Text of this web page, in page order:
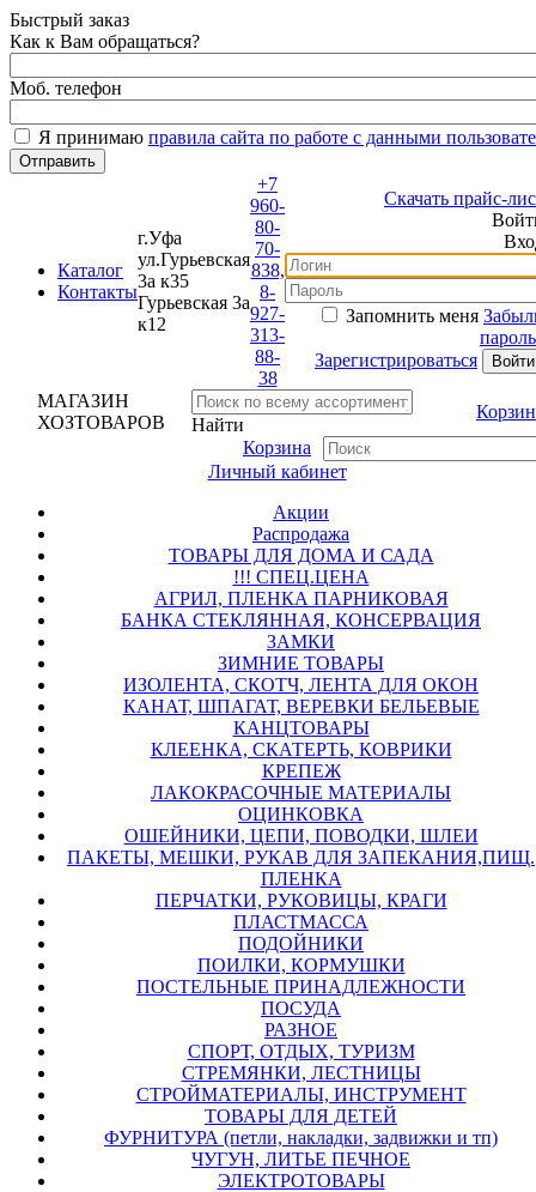
Быстрый заказ
Как к Вам обращаться?
Моб. телефон
Я принимаюправила сайта по работе с данными
Каталог
Контакты
г.Уфа
ул.Гурьевская
3а к35
Гурьевская 3а
к12
+7
960-
80-
70-
838,
8-
927-
313-
88-
38
Скачать прайс-лист
Войти
Вход
Запомнить меня Забыли
пароль?
Зарегистрироваться
МАГАЗИН
ХОЗТОВАРОВ
Найти
Корзина
Корзина
Личный кабинет
Акции
Распродажа
ТОВАРЫ ДЛЯ ДОМА И САДА
!!! СПЕЦ.ЦЕНА
АГРИЛ, ПЛЕНКА ПАРНИКОВАЯ
БАНКА СТЕКЛЯННАЯ, КОНСЕРВАЦИЯ
ЗАМКИ
ЗИМНИЕ ТОВАРЫ
ИЗОЛЕНТА, СКОТЧ, ЛЕНТА ДЛЯ ОКОН
КАНАТ, ШПАГАТ, ВЕРЕВКИ БЕЛЬЕВЫЕ
КАНЦТОВАРЫ
КЛЕЕНКА, СКАТЕРТЬ, КОВРИКИ
КРЕПЕЖ
ЛАКОКРАСОЧНЫЕ МАТЕРИАЛЫ
ОЦИНКОВКА
ОШЕЙНИКИ, ЦЕПИ, ПОВОДКИ, ШЛЕИ
ПАКЕТЫ, МЕШКИ, РУКАВ ДЛЯ ЗАПЕКАНИЯ,ПИЩ.
ПЛЕНКА
ПЕРЧАТКИ, РУКОВИЦЫ, КРАГИ
ПЛАСТМАССА
ПОДОЙНИКИ
ПОИЛКИ, КОРМУШКИ
ПОСТЕЛЬНЫЕ ПРИНАДЛЕЖНОСТИ
ПОСУДА
РАЗНОЕ
СПОРТ, ОТДЫХ, ТУРИЗМ
СТРЕМЯНКИ, ЛЕСТНИЦЫ
СТРОЙМАТЕРИАЛЫ, ИНСТРУМЕНТ
ТОВАРЫ ДЛЯ ДЕТЕЙ
ФУРНИТУРА (петли, накладки, задвижки и тп)
ЧУГУН, ЛИТЬЕ ПЕЧНОЕ
ЭЛЕКТРОТОВАРЫ